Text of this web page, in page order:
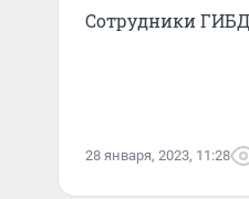
Сотрудники
28 января, 2023, 11:28